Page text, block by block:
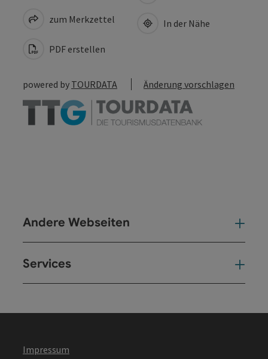
zum Merkzettel
PDF erstellen
In der Nähe
powered by TOURDATA Änderung vorschlagen
Andere Webseiten
Services
Impressum